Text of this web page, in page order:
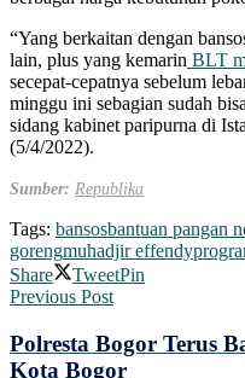
“Yang berkaitan dengan
lain, plus yang kemarin BLT
secepat-cepatnya sebelum
minggu ini sebagian sudah
sidang kabinet paripurna di
(5/4/2022).
Sumber: Republika
Tags: bansosbantuan pangan
gorengmuhadjir effendy
Share
TweetPin
Previous Post
Polresta Bogor Terus
Kota Bogor